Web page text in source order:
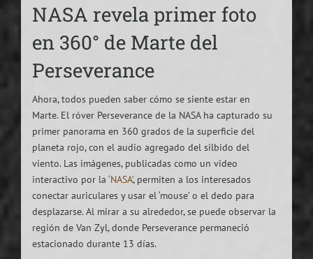
NASA revela primer foto
en 360° de Marte del
Perseverance
Ahora, todos pueden saber cómo se siente estar en
Marte. El róver Perseverance de la NASA ha capturado su
primer panorama en 360 ​​grados de la superficie del
planeta rojo, con el audio agregado del silbido del
viento. Las imágenes, publicadas como un video
interactivo por la ‘NASA’, permiten a los interesados
conectar auriculares y usar el ‘mouse’ o el dedo para
desplazarse. Al mirar a su alrededor, se puede observar la
región de Van Zyl, donde Perseverance permaneció
estacionado durante 13 días.